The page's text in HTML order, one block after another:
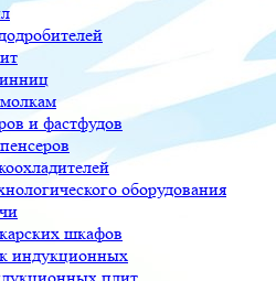
и фастфудов
оборудования
шкафов
индукционных
плит